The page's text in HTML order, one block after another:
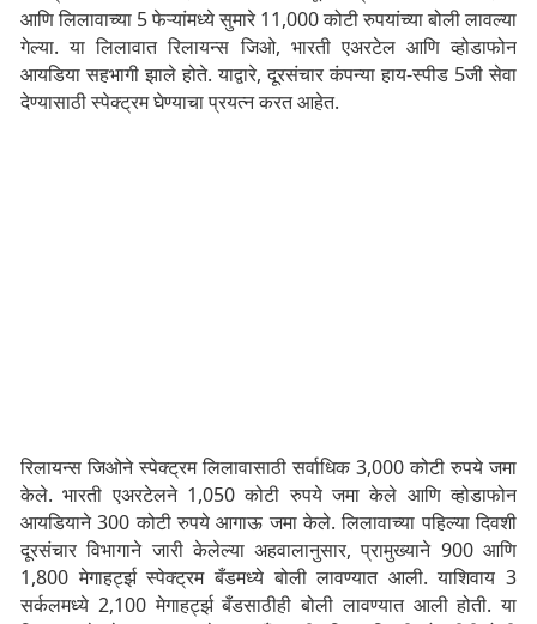
आणि लिलावाच्या 5 फेऱ्यांमध्ये सुमारे 11,000 कोटी रुपयांच्या बोली लावल्या
गेल्या. या लिलावात रिलायन्स जिओ, भारती एअरटेल आणि व्होडाफोन
आयडिया सहभागी झाले होते. याद्वारे, दूरसंचार कंपन्या हाय-स्पीड 5जी सेवा
देण्यासाठी स्पेक्ट्रम घेण्याचा प्रयत्न करत आहेत.
रिलायन्स जिओने स्पेक्ट्रम लिलावासाठी सर्वाधिक 3,000 कोटी रुपये जमा
केले. भारती एअरटेलने 1,050 कोटी रुपये जमा केले आणि व्होडाफोन
आयडियाने 300 कोटी रुपये आगाऊ जमा केले. लिलावाच्या पहिल्या दिवशी
दूरसंचार विभागाने जारी केलेल्या अहवालानुसार, प्रामुख्याने 900 आणि
1,800 मेगाहर्ट्झ स्पेक्ट्रम बँडमध्ये बोली लावण्यात आली. याशिवाय 3
सर्कलमध्ये 2,100 मेगाहर्ट्झ बँडसाठीही बोली लावण्यात आली होती. या